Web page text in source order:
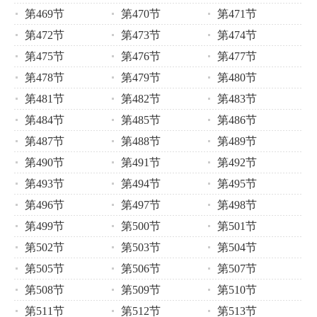
第469节 第470节
第471节
第472节
第473节
第474节
第475节
第476节
第477节
第478节
第479节
第480节
第481节
第482节
第483节
第484节
第485节
第486节
第487节
第488节
第489节
第490节
第491节
第492节
第493节
第494节
第495节
第496节
第497节
第498节
第499节
第500节
第501节
第502节
第503节
第504节
第505节
第506节
第507节
第508节
第509节
第510节
第511节
第512节 第513节